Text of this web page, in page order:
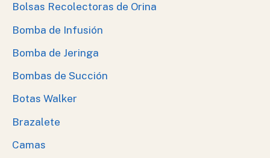
Bolsas Recolectoras de Orina
Bomba de Infusión
Bomba de Jeringa
Bombas de Succión
Botas Walker
Brazalete
Camas